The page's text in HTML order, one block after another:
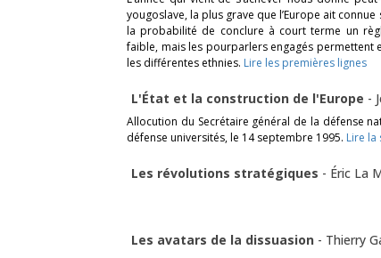
yougoslave, la plus grave que l’Europe ait
la probabilité de conclure à court terme un
faible, mais les pourparlers engagés permettent
les différentes ethnies. Lire les premières lignes
L'État et la construction de l'Europe -
Allocution du Secrétaire général de la défense
défense universités, le 14 septembre 1995. Lire la
Les révolutions stratégiques - Éric La
Les avatars de la dissuasion - Thierry